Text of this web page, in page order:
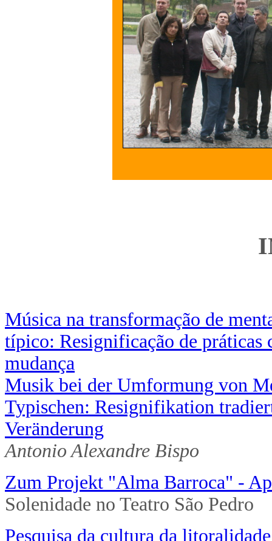
Música na transformação de
típico: Resignificação de práticas
mudança
Musik bei der Umformung von
Typischen: Resignifikation
Veränderung
Antonio Alexandre Bispo
Zum Projekt "Alma Barroca" -
Solenidade no Teatro São Pedro
Pesquisa da cultura da